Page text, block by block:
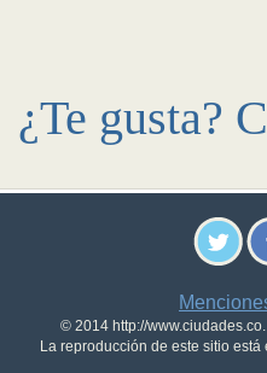
¿Te gusta?
© 2014 http://
La reproducción de este sitio